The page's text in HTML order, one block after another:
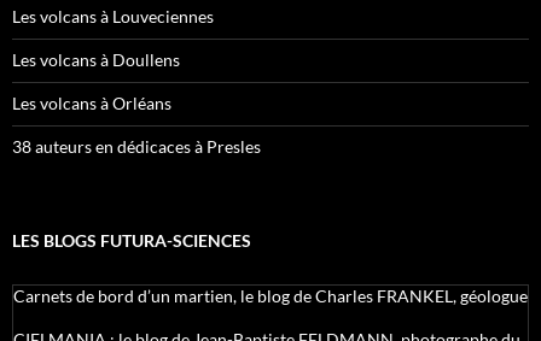
Les volcans à Louveciennes
Les volcans à Doullens
Les volcans à Orléans
38 auteurs en dédicaces à Presles
LES BLOGS FUTURA-SCIENCES
Carnets de bord d’un martien, le blog de Charles FRANKEL, géologue